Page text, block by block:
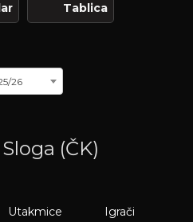
Tablica
26
(ČK)
Utakmice Igrači